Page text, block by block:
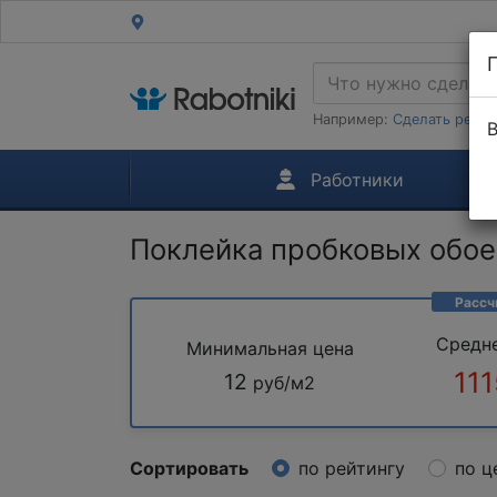
Например: Сделать
Работники
Поклейка пробковых
Минимальная цена
12 руб/м2
Сортировать по рейтингу по